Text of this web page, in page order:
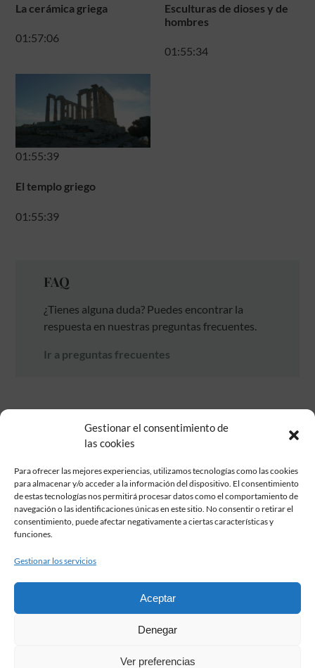
Gestionar el consentimiento de
las cookies
Para ofrecer las mejores experiencias, utilizamos tecnologías como las cookies
para almacenar y/o acceder a la información del dispositivo. El consentimiento
de estas tecnologías nos permitirá procesar datos como el comportamiento de
navegación o las identificaciones únicas en este sitio. No consentir o retirar el
consentimiento, puede afectar negativamente a ciertas características y
funciones.
Gestionar los servicios
Aceptar
Denegar
Ver preferencias
La cerámica griega
01:57:06
Esculturas de dioses y de
hombres
01:55:34
01:55:39
El templo griego
01:55:39
FAQ
¿Tienes alguna duda? Puedes encontrar la
respuesta en nuestras preguntas frecuentes.
Ir a preguntas frecuentes
Fundación Pastor de Estudios Clásicos
Calle Serrano, 107. Madrid, 28006.
915617236
2026 Todos los derechos reservados © Fundación Pastor. Sitio web
FAQ Institucional
Condiciones de contratación
Aviso legal